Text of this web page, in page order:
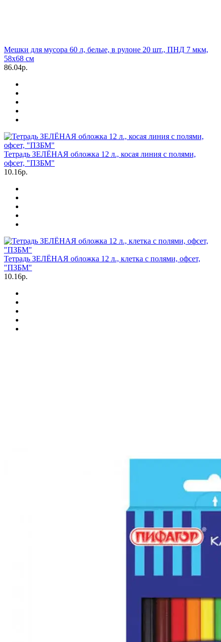
Мешки для мусора 60 л, белые, в рулоне 20 шт., ПНД 7 мкм,
58х68 см
86.04р.
Тетрадь ЗЕЛЁНАЯ обложка 12 л., косая линия с полями,
офсет, "ПЗБМ"
10.16р.
Тетрадь ЗЕЛЁНАЯ обложка 12 л., клетка с полями, офсет,
"ПЗБМ"
10.16р.